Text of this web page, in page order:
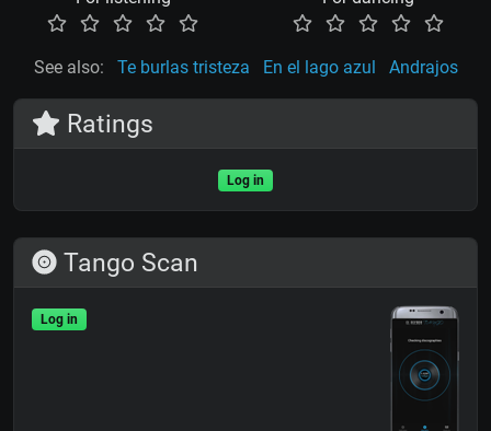
See also: Te burlas tristeza En el lago azul Andrajos
Ratings
Log in
Tango Scan
Log in